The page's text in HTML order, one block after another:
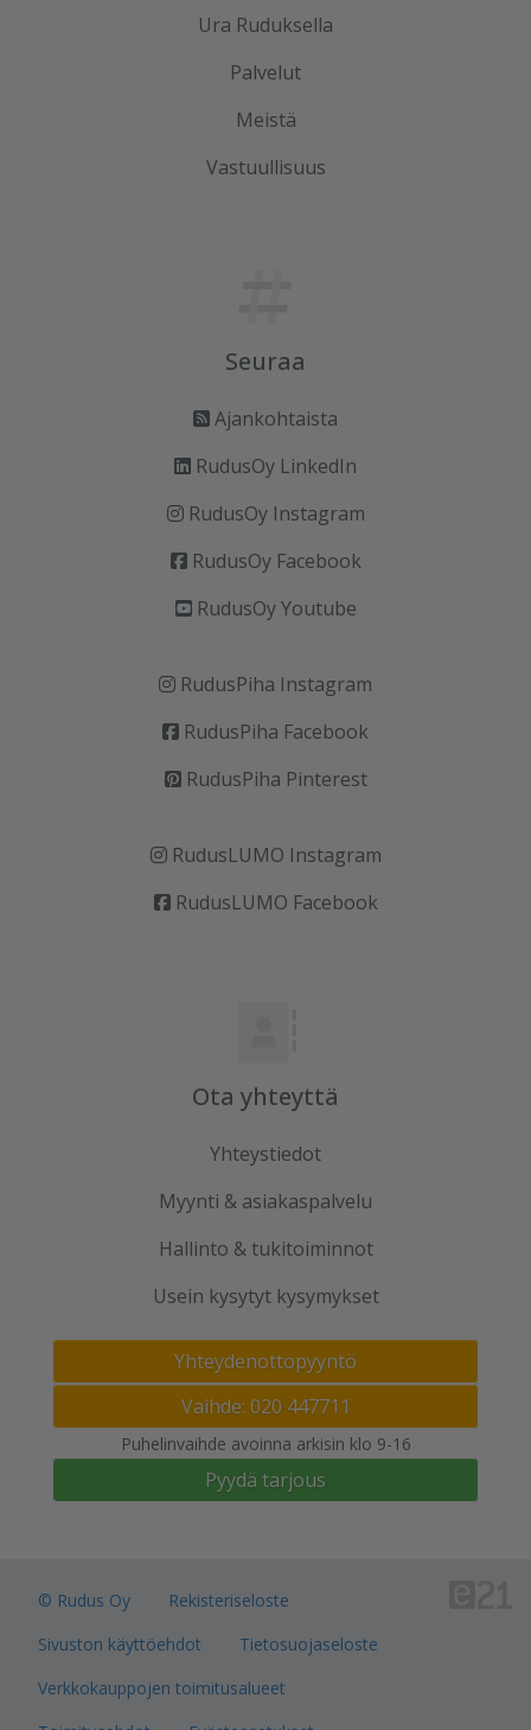
Ura Ruduksella
Palvelut
Meistä
Vastuullisuus
Seuraa
Ajankohtaista
RudusOy LinkedIn
RudusOy Instagram
RudusOy Facebook
RudusOy Youtube
RudusPiha Instagram
RudusPiha Facebook
RudusPiha Pinterest
RudusLUMO Instagram
RudusLUMO Facebook
Ota yhteyttä
Yhteystiedot
Myynti & asiakaspalvelu
Hallinto & tukitoiminnot
Usein kysytyt kysymykset
Yhteydenottopyyntö
Vaihde: 020 447711
Puhelinvaihde avoinna arkisin klo 9-16
Pyydä tarjous
© Rudus Oy
Rekisteriseloste
Sivuston käyttöehdot
Tietosuojaseloste
Verkkokauppojen toimitusalueet